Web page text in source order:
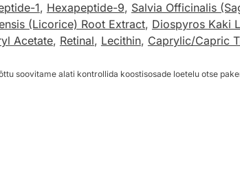
1, Hexapeptide-9, Salvia Officinalis
(Licorice) Root Extract, Diospyros Kaki
Acetate, Retinal, Lecithin, Caprylic/Capric
soovitame alati kontrollida koostisosade loetelu otse